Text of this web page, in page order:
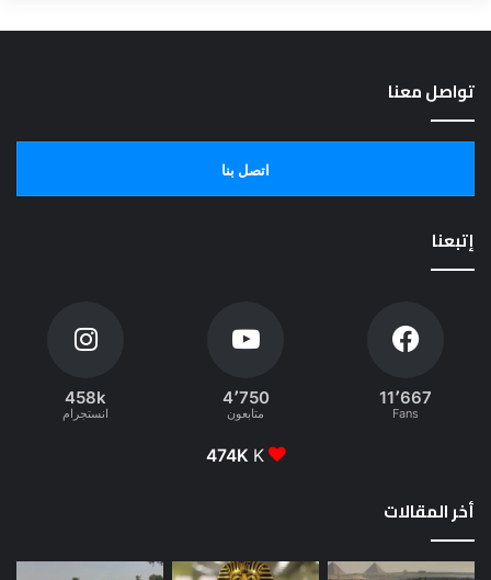
تواصل معنا
اتصل بنا
إتبعنا
11٬667
Fans
4٬750
متابعون
458k
انستجرام
474K K
أخر المقالات